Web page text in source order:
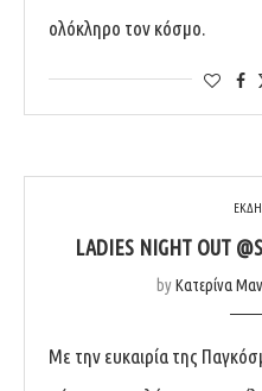
ολόκληρο τον κόσμο.
LADIES NIGHT OUT
byΚατερίνα
Με την ευκαιρία της